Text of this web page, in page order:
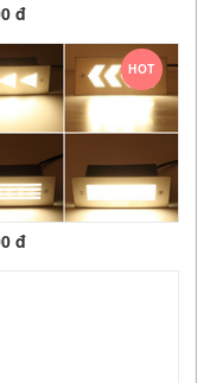
đ
HOT
đ